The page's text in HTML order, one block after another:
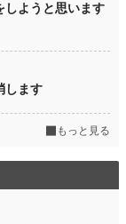
しようと思います
します
もっと見る